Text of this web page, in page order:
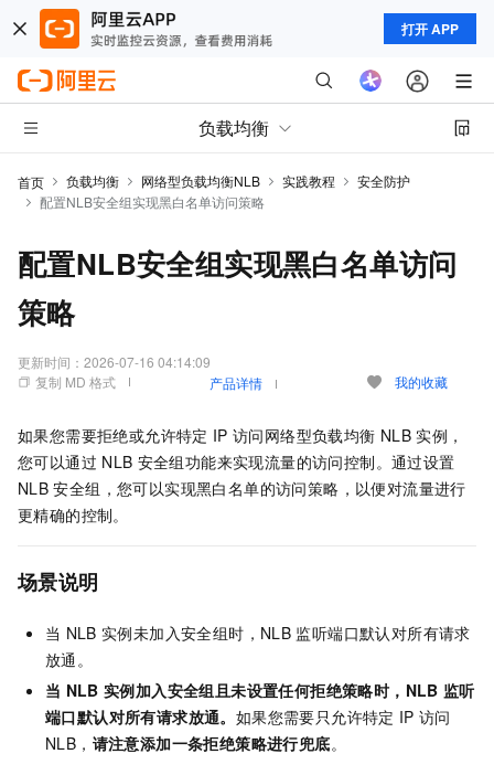
打开 APP
负载均衡
首页 负载均衡 网络型负载均衡NLB 实践教程
安全防护
配置NLB安全组实现黑白名单访问策略
配置NLB安全组实现黑白名单访问
策略
更新时间： 2026-07-16 04:14:09
复制 MD 格式
产品详情 我的收藏
如果您需要拒绝或允许特定 IP 访问网络型负载均衡 NLB 实例，
您可以通过 NLB 安全组功能来实现流量的访问控制。通过设置
NLB 安全组，您可以实现黑白名单的访问策略，以便对流量进行
更精确的控制。
场景说明
当 NLB 实例未加入安全组时， NLB 监听端口默认对所有请求
放通。
当 NLB 实例加入安全组且未设置任何拒绝策略时，NLB 监听
端口默认对所有请求放通。 如果您需要只允许特定 IP 访问
NLB， 请注意添加一条拒绝策略进行兜底。